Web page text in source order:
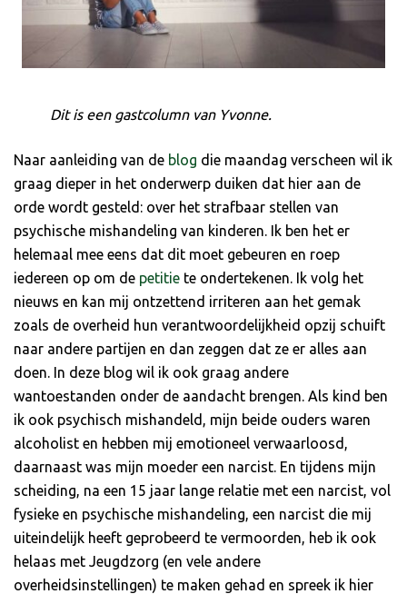
Dit is een gastcolumn van Yvonne.
Naar aanleiding van de blog die maandag verscheen wil ik
graag dieper in het onderwerp duiken dat hier aan de
orde wordt gesteld: over het strafbaar stellen van
psychische mishandeling van kinderen. Ik ben het er
helemaal mee eens dat dit moet gebeuren en roep
iedereen op om de petitie te ondertekenen. Ik volg het
nieuws en kan mij ontzettend irriteren aan het gemak
zoals de overheid hun verantwoordelijkheid opzij schuift
naar andere partijen en dan zeggen dat ze er alles aan
doen. In deze blog wil ik ook graag andere
wantoestanden onder de aandacht brengen. Als kind ben
ik ook psychisch mishandeld, mijn beide ouders waren
alcoholist en hebben mij emotioneel verwaarloosd,
daarnaast was mijn moeder een narcist. En tijdens mijn
scheiding, na een 15 jaar lange relatie met een narcist, vol
fysieke en psychische mishandeling, een narcist die mij
uiteindelijk heeft geprobeerd te vermoorden, heb ik ook
helaas met Jeugdzorg (en vele andere
overheidsinstellingen) te maken gehad en spreek ik hier